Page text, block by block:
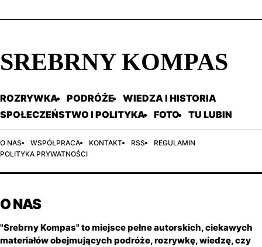
SREBRNY KOMPAS
ROZRYWKA PODRÓŻE
WIEDZA I HISTORIA
SPOŁECZEŃSTWO I POLITYKA
FOTO TU LUBIN
O NAS WSPÓŁPRACA KONTAKT RSS
REGULAMIN
POLITYKA PRYWATNOŚCI
O NAS
"Srebrny Kompas" to miejsce pełne autorskich, ciekawych
materiałów obejmujących podróże, rozrywkę, wiedzę, czy